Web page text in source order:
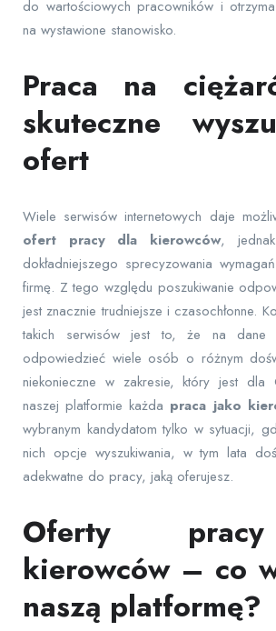
do wartościowych pracowników i
na wystawione stanowisko.
Praca na
skuteczne
ofert
Wiele serwisów internetowych daje
ofert pracy dla kierowców,
dokładniejszego sprecyzowania
firmę. Z tego względu poszukiwanie
jest znacznie trudniejsze i czasochłonne.
takich serwisów jest to, że na dane
odpowiedzieć wiele osób o różnym
niekonieczne w zakresie, który jest dla
naszej platformie każda praca jako
wybranym kandydatom tylko w sytuacji,
nich opcje wyszukiwania, w tym lata
adekwatne do pracy, jaką oferujesz.
Oferty
kierowców – co
naszą platformę?